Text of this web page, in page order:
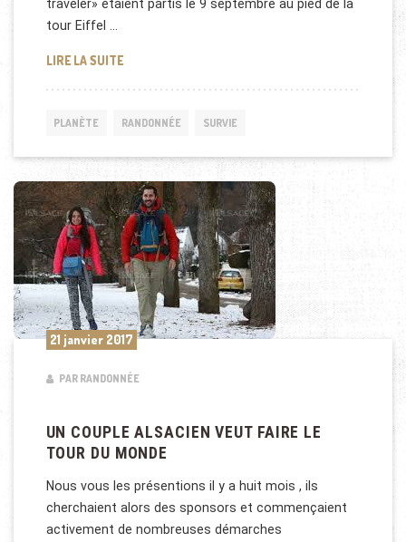
traveler» étaient partis le 9 septembre au pied de la
tour Eiffel …
LIRE LA SUITETOUR DU MONDE EN 80 JOURS SANS ARGENT
PLANÈTE RANDONNÉE SURVIE
21 janvier 2017
PAR RANDONNÉE
UN COUPLE ALSACIEN VEUT FAIRE LE
TOUR DU MONDE
Nous vous les présentions il y a huit mois , ils
cherchaient alors des sponsors et commençaient
activement de nombreuses démarches